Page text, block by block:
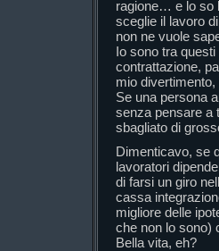
ragione… e lo so
sceglie il lavoro
non ne vuole
Io sono tra
contrattazione,
mio
Se una persona
senza pensare a
sbagliato di
Dimenticavo, se
lavoratori
di farsi un giro
cassa
migliore delle
che non lo sono)
Bella vita, eh?